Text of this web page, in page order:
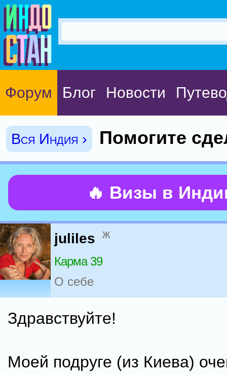
Форум Блог Новости
Вся Индия › Помогите
🔥 Визы в
juliles ж
Карма 39
О себе
Здравствуйте!
Моей подруге (из Киева)